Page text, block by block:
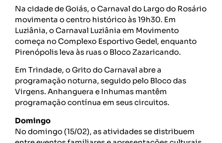
Na cidade de Goiás, o Carnaval do Largo do Rosário
movimenta o centro histórico às 19h30. Em
Luziânia, o Carnaval Luziânia em Movimento
começa no Complexo Esportivo Gedel, enquanto
Pirenópolis leva às ruas o Bloco Zazaricando.
Em Trindade, o Grito do Carnaval abre a
programação noturna, seguido pelo Bloco das
Virgens. Anhanguera e Inhumas mantêm
programação contínua em seus circuitos.
Domingo
No domingo (15/02), as atividades se distribuem